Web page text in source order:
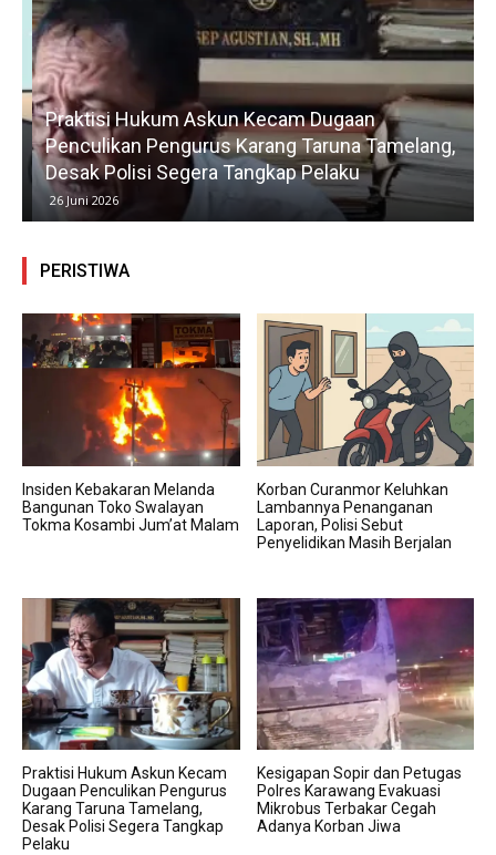
Praktisi Hukum Askun Kecam Dugaan
Penculikan Pengurus Karang Taruna Tamelang,
Desak Polisi Segera Tangkap Pelaku
26 Juni 2026
PERISTIWA
Insiden Kebakaran Melanda
Bangunan Toko Swalayan
Tokma Kosambi Jum’at Malam
Korban Curanmor Keluhkan
Lambannya Penanganan
Laporan, Polisi Sebut
Penyelidikan Masih Berjalan
Praktisi Hukum Askun Kecam
Dugaan Penculikan Pengurus
Karang Taruna Tamelang,
Desak Polisi Segera Tangkap
Pelaku
Kesigapan Sopir dan Petugas
Polres Karawang Evakuasi
Mikrobus Terbakar Cegah
Adanya Korban Jiwa